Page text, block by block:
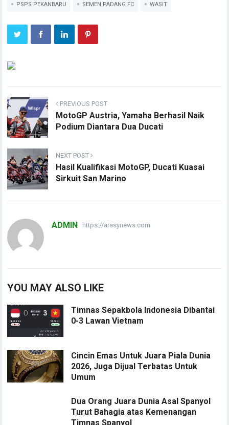
PSPS PEKANBARU SEMEN PADANG FC WASIT
PREVIOUS POST
MotoGP Austria, Yamaha Berhasil Naik
Podium Diantara Dua Ducati
NEXT POST
Hasil Kualifikasi MotoGP, Ducati Kuasai
Sirkuit San Marino
ADMIN https://arasynews.com
YOU MAY ALSO LIKE
Timnas Sepakbola Indonesia Dibantai
0-3 Lawan Vietnam
Cincin Emas Untuk Juara Piala Dunia
2026, Juga Dijual Terbatas Untuk
Umum
Dua Orang Juara Dunia Asal Spanyol
Turut Bahagia atas Kemenangan
Timnas Spanyol